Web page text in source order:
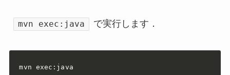
mvn exec:java で実行します．
mvn exec:java